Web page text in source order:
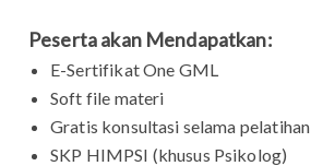
Peserta akan Mendapatkan:
E-Sertifikat One GML
Soft file materi
Gratis konsultasi selama pelatihan
SKP HIMPSI (khusus Psikolog)